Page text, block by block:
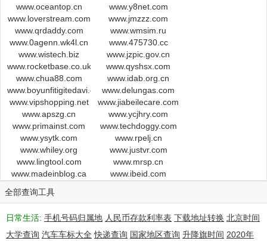
www.oceantop.cn
www.y8net.com
www.loverstream.com
www.jmzzz.com
www.qrdaddy.com
www.wmsim.ru
www.0agenn.wk4l.cn
www.475730.cc
www.wistech.biz
www.jzpic.gov.cn
www.rocketbase.co.uk
www.qyshsx.com
www.chua88.com
www.idab.org.cn
www.boyunfitigitedavi.comwww.delungas.com
www.vipshopping.net
www.jiabeilecare.com
www.apszg.cn
www.ycjhry.com
www.primainst.com
www.techdoggy.com
www.ysytk.com
www.rpelj.cn
www.whiley.org
www.justvr.com
www.lingtool.com
www.mrsp.cn
www.madeinblog.ca
www.ibeid.com
全部查询工具
日常生活: 手机号码归属地 人民币存款利率表 下载地址转换 北京时间
大学查询 汽车车标大全 快递查询 国家地区查询 升降旗时间 2020年